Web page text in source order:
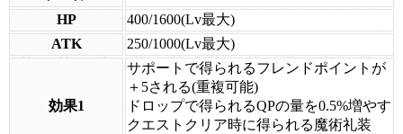
HP
400/1600(Lv最大)
ATK
250/1000(Lv最大)
効果1
サポートで得られるフレンドポイントが
＋5される(重複可能)
ドロップで得られるQPの量を0.5%増やす
クエストクリア時に得られる魔術礼装